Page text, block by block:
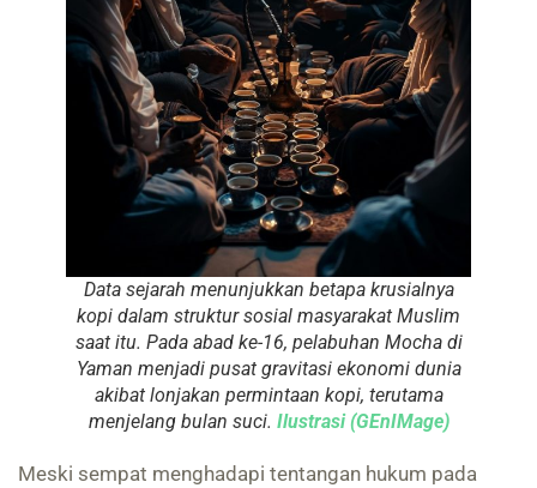
Data sejarah menunjukkan betapa krusialnya
kopi dalam struktur sosial masyarakat Muslim
saat itu. Pada abad ke-16, pelabuhan Mocha di
Yaman menjadi pusat gravitasi ekonomi dunia
akibat lonjakan permintaan kopi, terutama
menjelang bulan suci. Ilustrasi (GEnIMage)
Meski sempat menghadapi tentangan hukum pada